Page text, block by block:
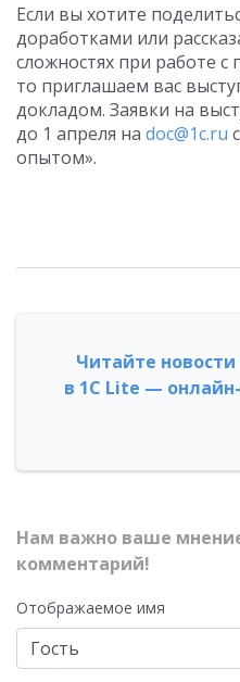
Если вы хотите
доработками или
сложностях при работе с
то приглашаем вас
докладом. Заявки на
до 1 апреля на doc@1c.ru
опытом».
Читайте
в 1С Lite —
Нам важно ваше
комментарий!
Отображаемое имя